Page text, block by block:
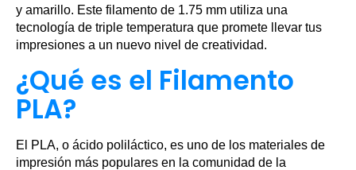
y amarillo. Este filamento de 1.75 mm utiliza una
tecnología de triple temperatura que promete llevar tus
impresiones a un nuevo nivel de creatividad.
¿Qué es el Filamento
PLA?
El PLA, o ácido poliláctico, es uno de los materiales de
impresión más populares en la comunidad de la